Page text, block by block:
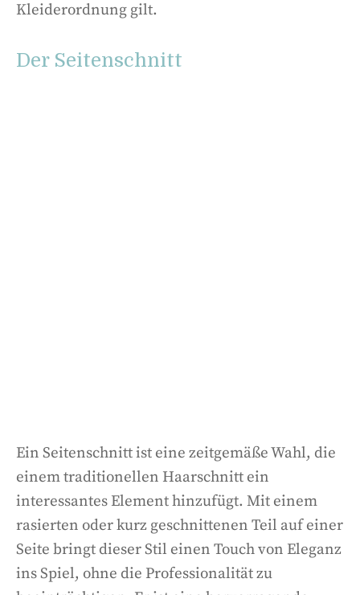
Kleiderordnung gilt.
Der Seitenschnitt
Ein Seitenschnitt ist eine zeitgemäße Wahl, die
einem traditionellen Haarschnitt ein
interessantes Element hinzufügt. Mit einem
rasierten oder kurz geschnittenen Teil auf einer
Seite bringt dieser Stil einen Touch von Eleganz
ins Spiel, ohne die Professionalität zu